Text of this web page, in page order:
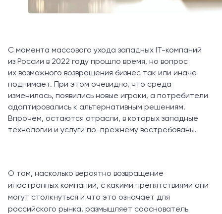
С момента массового ухода западных IT-компаний
из России в 2022 году прошло время, но вопрос
их возможного возвращения бизнес так или иначе
поднимает. При этом очевидно, что среда
изменилась, появились новые игроки, а потребители
адаптировались к альтернативным решениям.
Впрочем, остаются отрасли, в которых западные
технологии и услуги по-прежнему востребованы.
О том, насколько вероятно возвращение
иностранных компаний, с какими препятствиями они
могут столкнуться и что это означает для
российского рынка, размышляет сооснователь